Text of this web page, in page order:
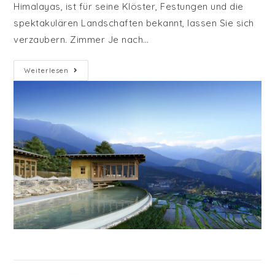
Himalayas, ist für seine Klöster, Festungen und die
spektakulären Landschaften bekannt, lassen Sie sich
verzaubern. Zimmer Je nach…
Weiterlesen Six
Senses
Bhutan